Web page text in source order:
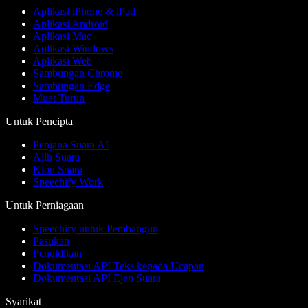
Aplikasi iPhone & iPad
Aplikasi Android
Aplikasi Mac
Aplikasi Windows
Aplikasi Web
Sambungan Chrome
Sambungan Edge
Muat Turun
Untuk Pencipta
Penjana Suara AI
Alih Suara
Klon Suara
Speechify Work
Untuk Perniagaan
Speechify untuk Pembangun
Pasukan
Pendidikan
Dokumentasi API Teks kepada Ucapan
Dokumentasi API Ejen Suara
Syarikat